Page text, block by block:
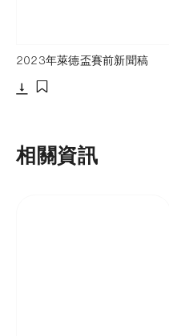
2023年萊德盃賽前新聞稿
相關資訊